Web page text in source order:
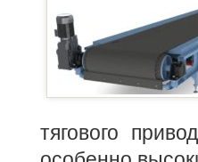
тягового